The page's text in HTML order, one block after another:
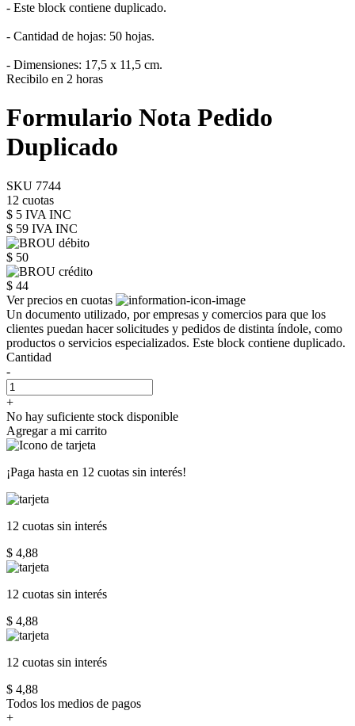
- Este block contiene duplicado.
- Cantidad de hojas: 50 hojas.
- Dimensiones: 17,5 x 11,5 cm.
Recibilo en 2 horas
Formulario Nota Pedido
Duplicado
SKU 7744
12 cuotas
$ 5 IVA INC
$ 59 IVA INC
$ 50
$ 44
Ver precios en cuotas
Un documento utilizado, por empresas y comercios para que los
clientes puedan hacer solicitudes y pedidos de distinta índole, como
productos o servicios especializados. Este block contiene duplicado.
Cantidad
-
+
No hay suficiente stock disponible
Agregar a mi carrito
¡Paga hasta en 12 cuotas sin interés!
12 cuotas sin interés
$ 4,88
12 cuotas sin interés
$ 4,88
12 cuotas sin interés
$ 4,88
Todos los medios de pagos
+